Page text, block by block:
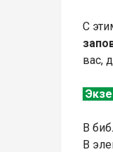
С
вас,
В
В